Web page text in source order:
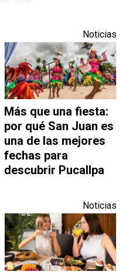
Noticias
Más que una fiesta:
por qué San Juan es
una de las mejores
fechas para
descubrir Pucallpa
Noticias